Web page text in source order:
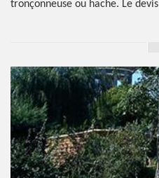
tronçonneuse ou hache. Le